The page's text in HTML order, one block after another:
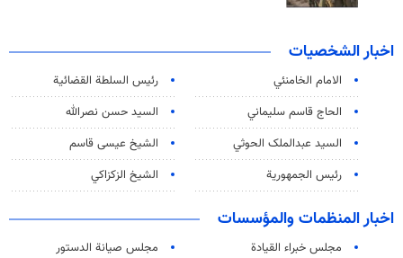
اخبار الشخصيات
الامام الخامنئي
رئیس السلطة القضائیة
الحاج قاسم سليماني
السيد حسن نصرالله
السید عبدالملک الحوثي
الشيخ عيسى قاسم
رئيس الجمهورية
الشيخ الزكزاكي
اخبار المنظمات والمؤسسات
مجلس خبراء القيادة
مجلس صيانة الدستور